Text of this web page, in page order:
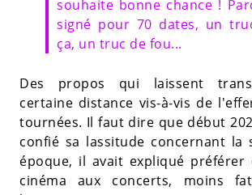
souhaite bonne chance !
signé pour 70 dates, un
ça, un truc de fou...
Des propos qui laissent
certaine distance vis-à-vis de
tournées. Il faut dire que début
confié sa lassitude concernant la
époque, il avait expliqué préférer
cinéma aux concerts, moins